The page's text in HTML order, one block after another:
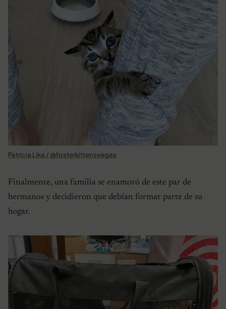
Patricia Lika / @fosterkittensvegas
Finalmente, una familia se enamoró de este par de
hermanos y decidieron que debían formar parte de su
hogar.